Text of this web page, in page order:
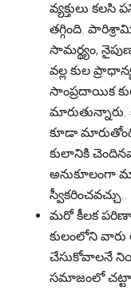
వ్యక్తులు
తగ్గింది.
సామర్థ్యం,
వల్ల కుల
సాంప్రదాయిక
మారుతున్నారు.
కూడా
కులానికి
అనుకూలంగా
మరో కీలక
కులంలోని
చేసుకోవాలనే
సమాజంలో